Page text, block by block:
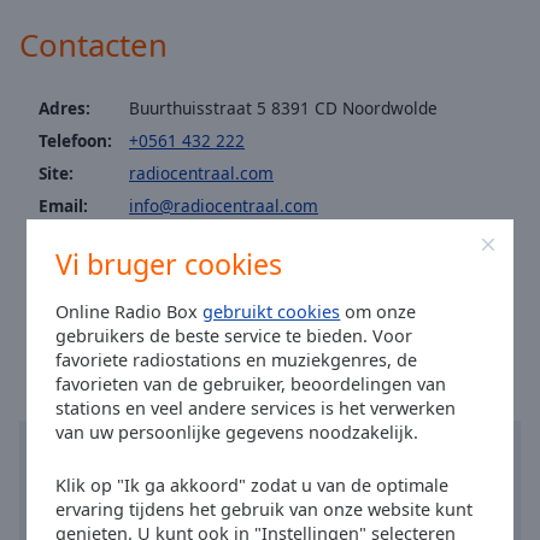
Vi bruger cookies
Online Radio Boxgebruikt cookies om onze
gebruikers de beste service te bieden. Voor
favoriete radiostations en muziekgenres, de
favorieten van de gebruiker, beoordelingen van
stations en veel andere services is het verwerken
van uw persoonlijke gegevens noodzakelijk.
Klik op "Ik ga akkoord" zodat u van de optimale
ervaring tijdens het gebruik van onze website kunt
genieten. U kunt ook in "Instellingen" selecteren
Background
Color
Opacity
Font
Contacten
Adres:
Buurthuisstraat 5 8391 CD Noordwolde
Telefoon:
+0561 432 222
Site:
radiocentraal.com
Email:
info@radiocentraal.com
Twitter:
@rwcentraal
Tijd in Noordwolde: 19:07,08.07.2026